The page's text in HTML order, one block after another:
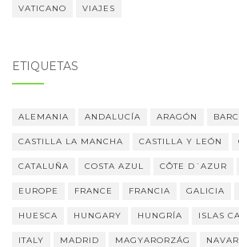
VATICANO VIAJES
ETIQUETAS
ALEMANIA ANDALUCÍA ARAGÓN
CASTILLA LA MANCHA CASTILLA Y LEÓN
CATALUÑA COSTA AZUL CÔTE D´AZUR
EUROPE FRANCE FRANCIA GALICIA
HUESCA HUNGARY HUNGRÍA ISLAS
ITALY MADRID MAGYARORZÁG